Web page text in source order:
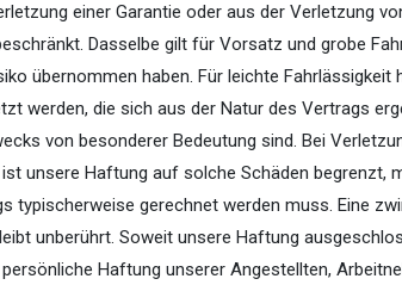
einer Garantie oder aus der Verletzung
Dasselbe gilt für Vorsatz und grobe
übernommen haben. Für leichte Fahrlässigkeit
werden, die sich aus der Natur des Vertrags
von besonderer Bedeutung sind. Bei
unsere Haftung auf solche Schäden begrenzt,
typischerweise gerechnet werden muss. Eine
unberührt. Soweit unsere Haftung
Haftung unserer Angestellten,